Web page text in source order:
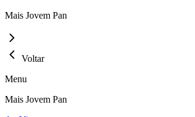
Mais Jovem Pan
Voltar
Menu
Mais Jovem Pan